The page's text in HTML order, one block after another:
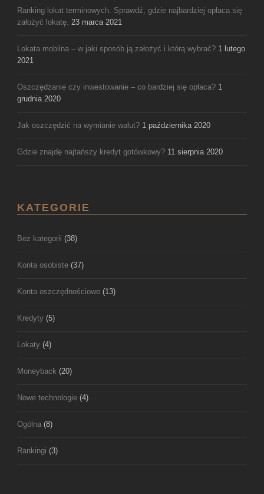
Ranking lokat terminowych. Sprawdź, gdzie najbardziej opłaca się
założyć lokatę. 23 marca 2021
Lokata mobilna – w jaki sposób ją założyć i którą wybrać? 1 lutego
2021
Oszczędzanie czy inwestowanie – co bardziej się opłaca? 1
grudnia 2020
Jak oszczędzić na wymianie walut? 1 października 2020
Gdzie znajdę najtańszy kredyt gotówkowy? 11 sierpnia 2020
KATEGORIE
Bez kategorii (38)
Konta osobiste (37)
Konta oszczędnościowe (13)
Kredyty (5)
Lokaty (4)
Moneyback (20)
Nowe technologie (4)
Ogólna (8)
Rankingi (3)